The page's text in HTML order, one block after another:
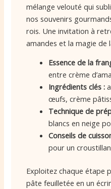
mélange velouté qui
nos souvenirs
rois. Une invitation à
amandes et la magie de
Essence de la
entre crème
Ingrédients clés :
œufs, crème
Technique de
blancs en neige
Conseils de
pour un
Exploitez chaque étape
pâte feuilletée en un